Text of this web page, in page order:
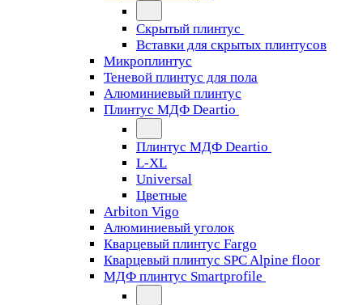
Скрытый плинтус
Вставки для скрытых плинтусов
Микроплинтус
Теневой плинтус для пола
Алюминиевый плинтус
Плинтус МДФ Deartio
Плинтус МДФ Deartio
L-XL
Universal
Цветные
Arbiton Vigo
Алюминиевый уголок
Кварцевый плинтус Fargo
Кварцевый плинтус SPC Alpine floor
МДФ плинтус Smartprofile